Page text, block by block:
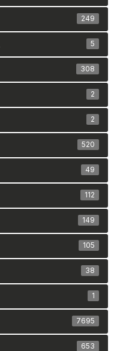
249
5
308
2
2
520
49
112
149
105
38
1
7695
653